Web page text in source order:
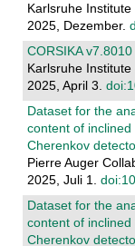
Karlsruhe Institute
2025, Dezember.
CORSIKA v7.8010
Karlsruhe Institute
2025, April 3.
Dataset for the
content of inclined
Cherenkov
Pierre Auger
2025, Juli 1.
Dataset for the
content of inclined
Cherenkov